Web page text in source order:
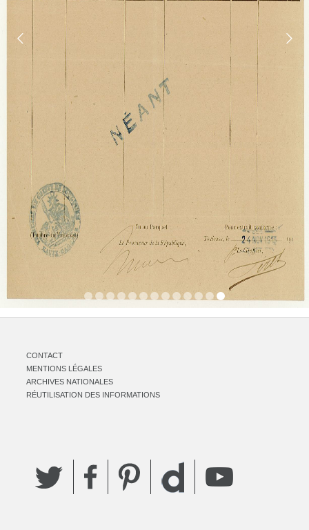
CONTACT
MENTIONS LÉGALES
ARCHIVES NATIONALES
RÉUTILISATION DES INFORMATIONS